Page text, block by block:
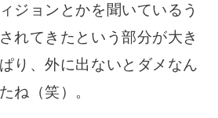
ジョンとかを聞いているう
れてきたという部分が大き
り、外に出ないとダメなん
ね（笑）。